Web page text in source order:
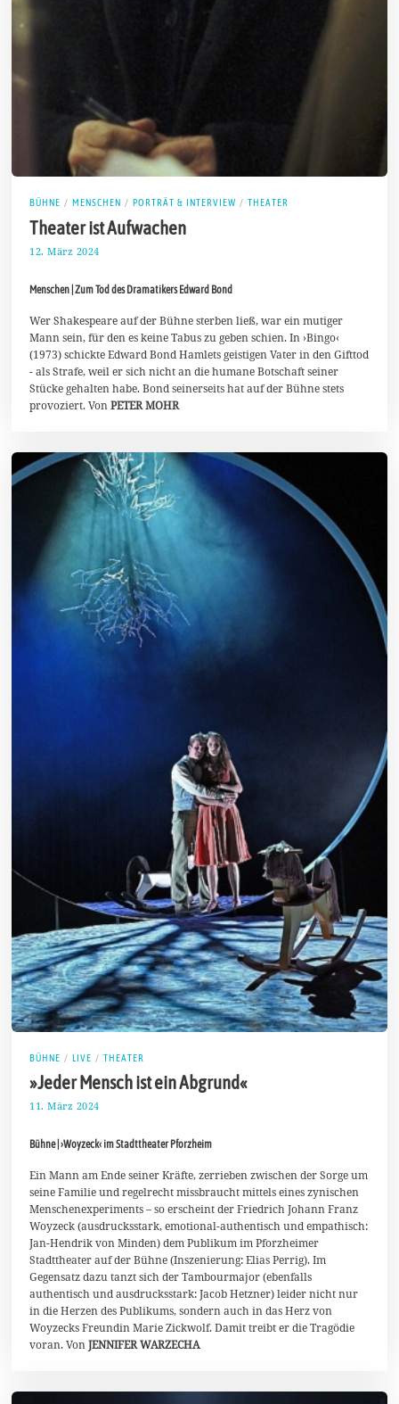
BÜHNE / MENSCHEN / PORTRÄT & INTERVIEW / THEATER
Theater ist Aufwachen
12. März 2024
M
r
2
0
2
4
Menschen | Zum Tod des Dramatikers Edward Bond
Wer Shakespeare auf der Bühne sterben ließ, war ein mutiger
Mann sein, für den es keine Tabus zu geben schien. In ›Bingo‹
(1973) schickte Edward Bond Hamlets geistigen Vater in den Gifttod
- als Strafe, weil er sich nicht an die humane Botschaft seiner
Stücke gehalten habe. Bond seinerseits hat auf der Bühne stets
provoziert. VonPETER MOHR
BÜHNE / LIVE / THEATER
»Jeder Mensch ist ein Abgrund«
11. März 2024
M
r
2
0
2
4
Bühne | ›Woyzeck‹ im Stadttheater Pforzheim
Ein Mann am Ende seiner Kräfte, zerrieben zwischen der Sorge um
seine Familie und regelrecht missbraucht mittels eines zynischen
Menschenexperiments – so erscheint der Friedrich Johann Franz
Woyzeck (ausdrucksstark, emotional-authentisch und empathisch:
Jan-Hendrik von Minden) dem Publikum im Pforzheimer
Stadttheater auf der Bühne (Inszenierung: Elias Perrig). Im
Gegensatz dazu tanzt sich der Tambourmajor (ebenfalls
authentisch und ausdrucksstark: Jacob Hetzner) leider nicht nur
in die Herzen des Publikums, sondern auch in das Herz von
Woyzecks Freundin Marie Zickwolf. Damit treibt er die Tragödie
voran. VonJENNIFER WARZECHA